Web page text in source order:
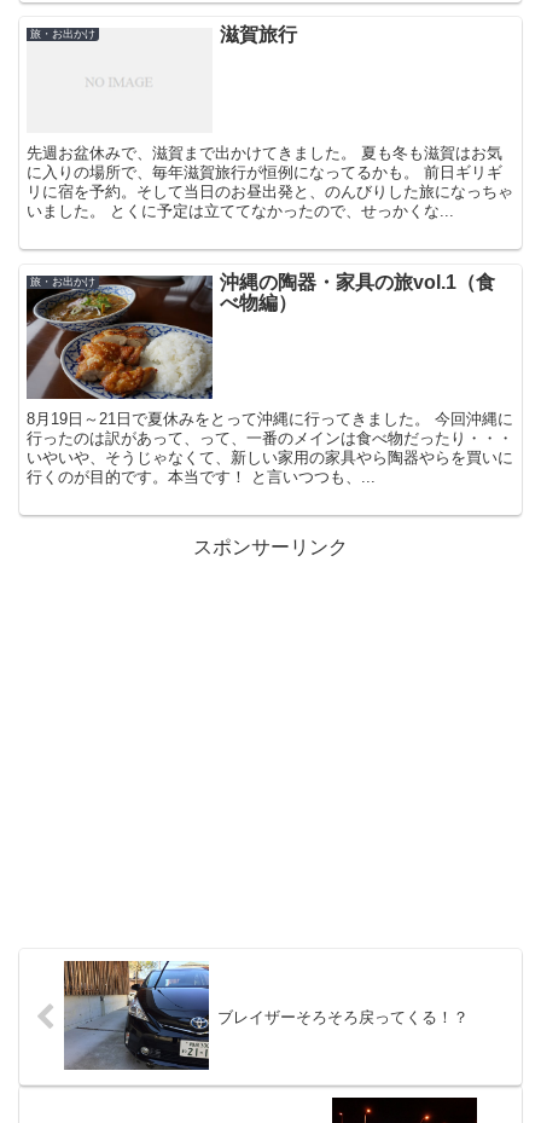
旅・お出かけ 滋賀旅行
先週お盆休みで、滋賀まで出かけてきました。 夏も冬も滋賀はお気
に入りの場所で、毎年滋賀旅行が恒例になってるかも。 前日ギリギ
リに宿を予約。そして当日のお昼出発と、のんびりした旅になっちゃ
いました。 とくに予定は立ててなかったので、せっかくな...
旅・お出かけ
沖縄の陶器・家具の旅vol.1（食
べ物編）
8月19日～21日で夏休みをとって沖縄に行ってきました。 今回沖縄に
行ったのは訳があって、って、一番のメインは食べ物だったり・・・
いやいや、そうじゃなくて、新しい家用の家具やら陶器やらを買いに
行くのが目的です。本当です！ と言いつつも、...
スポンサーリンク
ブレイザーそろそろ戻ってくる！？